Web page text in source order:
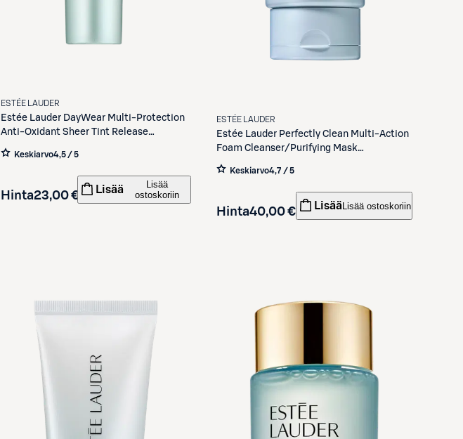
ESTÉE LAUDER
Estée Lauder DayWear Multi-Protection
Anti-Oxidant Sheer Tint Release
Moisturiser SPF 15 sävyttävä päivävoide
15 ml
Keskiarvo4,5 / 5
Hinta23,00 € Lisää
Lisää
ostoskoriin
ESTÉE LAUDER
Estée Lauder Perfectly Clean Multi-Action
Foam Cleanser/Purifying Mask
puhdistusvaahto 150 ml
Keskiarvo4,7 / 5
Hinta40,00 € LisääLisää ostoskoriin